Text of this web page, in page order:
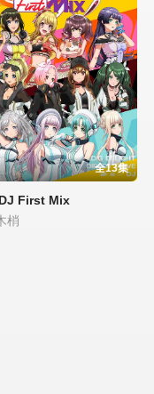
全13集
First Mix
梢